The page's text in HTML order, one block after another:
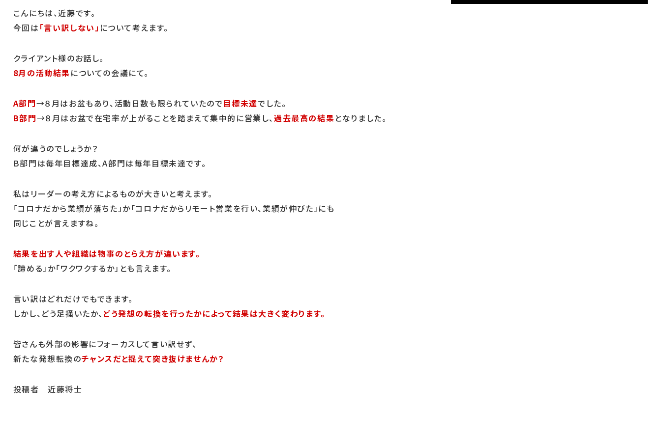
こんにちは、近藤です。
今回は 「言い訳しない」 について考えます。
クライアント様のお話し。
8月の活動結果についての会議にて。
A部門→８月はお盆もあり、活動日数も限られていたので 目標未達でした。
B部門→８月はお盆で在宅率が上がることを踏まえて集中的に営業し、過去最高の結果となりました。
何が違うのでしょうか？
B部門は毎年目標達成、A部門は毎年目標未達です。
私はリーダーの考え方によるものが大きいと考えます。
「コロナだから業績が落ちた」か「コロナだからリモート営業を行い、業績が伸びた」にも
同じことが言えますね。
結果を出す人や組織は物事のとらえ方が違います。
「諦める」か「ワクワクするか」とも言えます。
言い訳はどれだけでもできます。
しかし、どう足掻いたか、 どう発想の転換を行ったかによって結果は大きく変わります。
皆さんも外部の影響にフォーカスして言い訳せず、
新たな発想転換のチャンスだと捉えて突き抜けませんか？
投稿者 近藤将士